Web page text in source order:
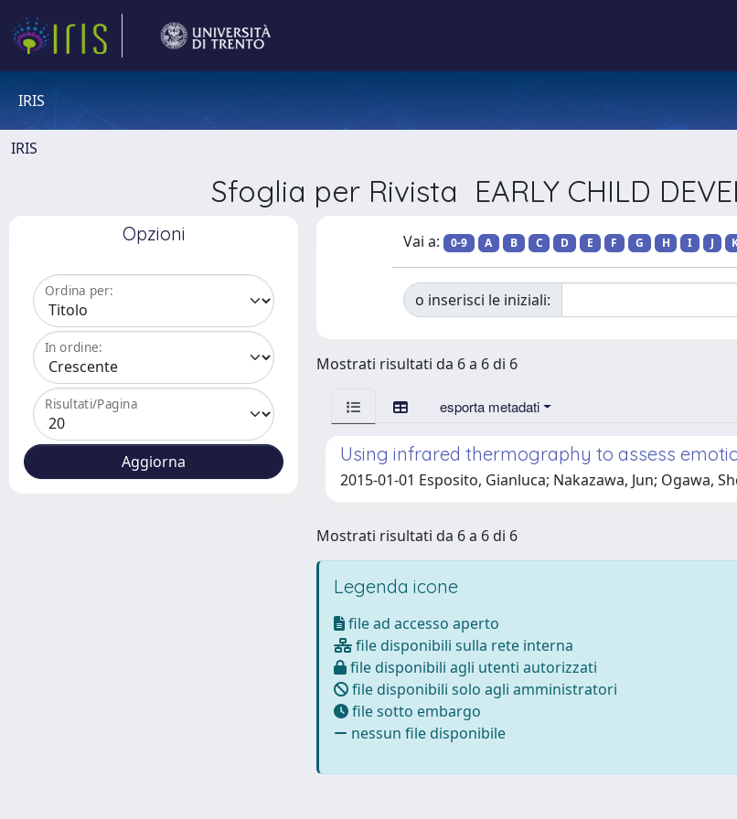
IRIS
IRIS
Sfoglia per Rivista EARLY CHILD
Opzioni
Ordina per:
In ordine:
Risultati/Pagina
Vai a: 0-9 A B C D E F G H I J
o inserisci le iniziali:
Mostrati risultati da 6 a 6 di 6
esporta metadati
Using infrared thermography to assess
2015-01-01 Esposito, Gianluca; Nakazawa, Jun; Ogawa,
Mostrati risultati da 6 a 6 di 6
Legenda icone
file ad accesso aperto
file disponibili sulla rete interna
file disponibili agli utenti autorizzati
file disponibili solo agli amministratori
file sotto embargo
nessun file disponibile